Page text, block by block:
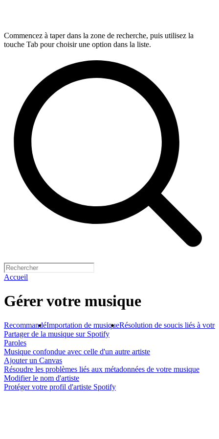
Commencez à taper dans la zone de recherche, puis utilisez la
touche Tab pour choisir une option dans la liste.
Accueil
Gérer votre musique
RecommandéImportation de musiqueRésolution de soucis liés à
Partager de la musique sur Spotify
Paroles
Musique confondue avec celle d'un autre artiste
Ajouter un Canvas
Résoudre les problèmes liés aux métadonnées de votre musique
Modifier le nom d'artiste
Protéger votre profil d'artiste Spotify